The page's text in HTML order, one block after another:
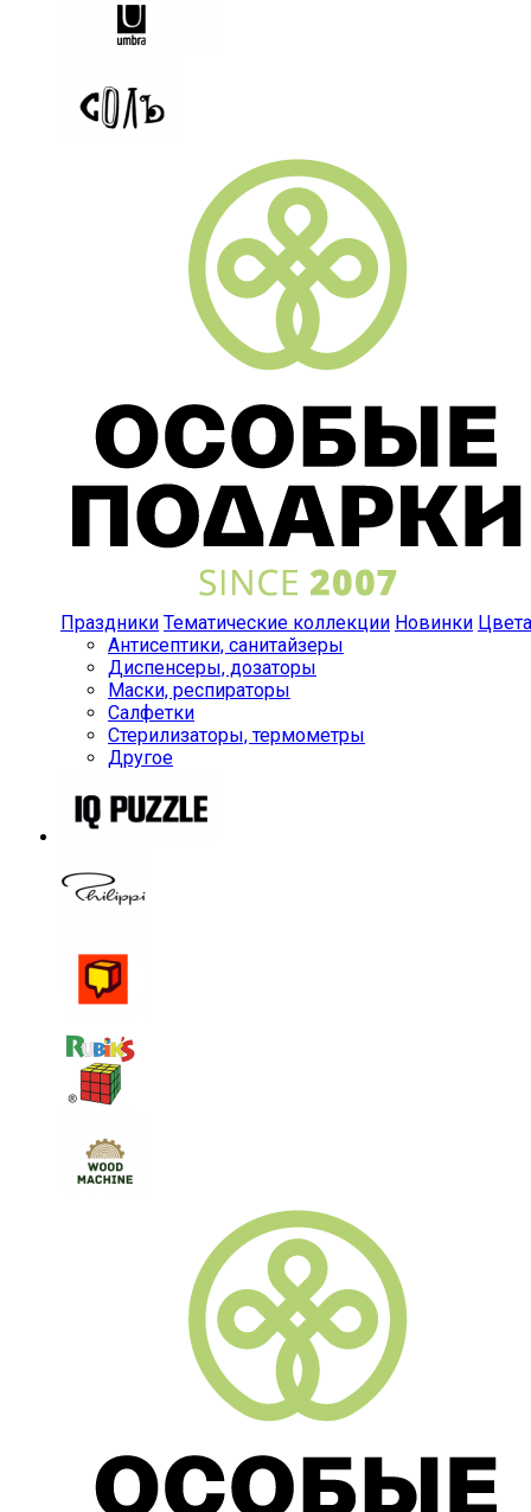
Праздники Тематические коллекции Новинки Цвета
Антисептики, санитайзеры
Диспенсеры, дозаторы
Маски, респираторы
Салфетки
Стерилизаторы, термометры
Другое